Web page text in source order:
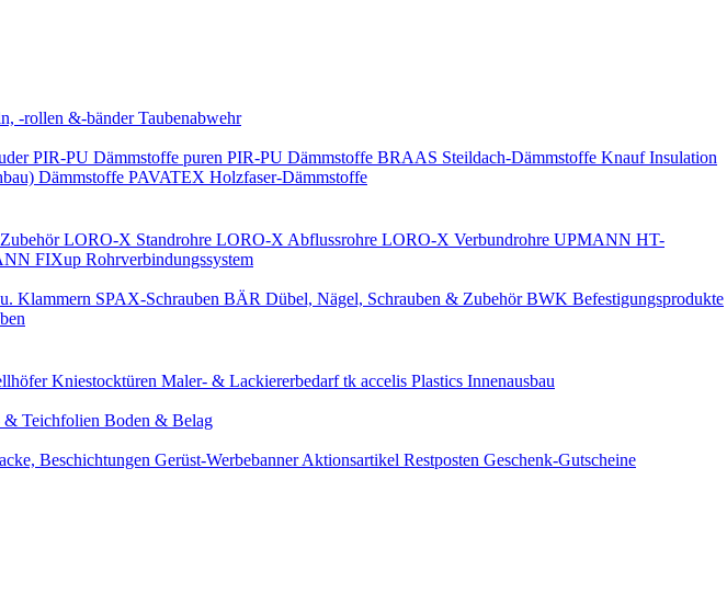
-rollen &-bänderTaubenabwehr
PIR-PU Dämmstoffe puren PIR-PU Dämmstoffe BRAAS Steildach-Dämmstoffe Knauf Insulation
Dämmstoffe PAVATEX Holzfaser-Dämmstoffe
LORO-X Standrohre LORO-X Abflussrohre LORO-X Verbundrohre UPMANN HT-
FIXup Rohrverbindungssystem
Klammern SPAX-Schrauben BÄR Dübel, Nägel, Schrauben & ZubehörBWK Befestigungsprodukte
Kniestocktüren Maler- & Lackiererbedarftk accelis Plastics Innenausbau
& Teichfolien Boden & Belag
Beschichtungen Gerüst-WerbebannerAktionsartikel Restposten Geschenk-Gutscheine